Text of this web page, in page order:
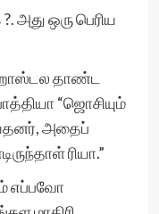
அது ஒரு பெரிய
தாண்ட
“ஜொசியும்
அதைப்
ரியா.”
எப்பவோ